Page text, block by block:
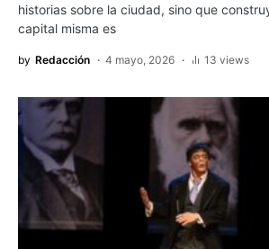
historias sobre la ciudad, sino que
capital misma es
by Redacción 4 mayo, 2026 13 views